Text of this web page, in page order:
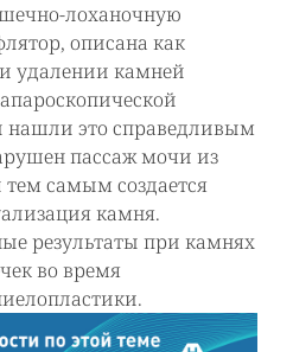
лоханочную
описана как
удалении камней
это справедливым
пассаж мочи из
самым создается
камня.
результаты при камнях
во время